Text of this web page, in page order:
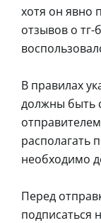
хотя он явно
отзывов о тг-
В правилах
должны быть
располагать
необходимо
Перед
подписаться